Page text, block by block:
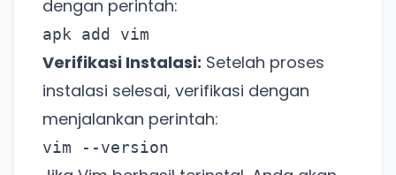
dengan perintah:
apk add vim
Verifikasi Instalasi: Setelah proses
instalasi selesai, verifikasi dengan
menjalankan perintah:
vim --version